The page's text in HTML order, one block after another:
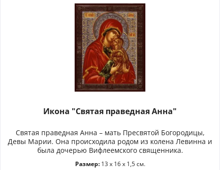
Икона "Святая праведная Анна"
Святая праведная Анна – мать Пресвятой Богородицы,
Девы Марии. Она происходила родом из колена Левинна и
была дочерью Вифлеемского священника.
Размер:13 x 16 x 1,5 см.